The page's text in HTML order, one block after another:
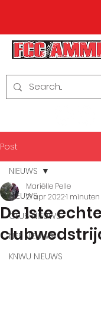
Post
NIEUWS
CLUB NIEUWS
NFF NIEUWS
KNWU NIEUWS
NIEUWS
De 1ste echte
Mariëlle Pelle
21 apr 20221